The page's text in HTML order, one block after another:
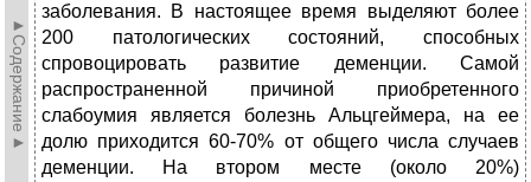
►Содержание►
заболевания. В настоящее время выделяют более
200 патологических состояний, способных
спровоцировать развитие деменции. Самой
распространенной причиной приобретенного
слабоумия является болезнь Альцгеймера, на ее
долю приходится 60-70% от общего числа случаев
деменции. На втором месте (около 20%)